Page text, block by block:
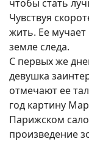
чтобы стать
Чувствуя
жить. Ее мучает
земле следа.
С первых же
девушка
отмечают ее
год картину
Парижском
произведение